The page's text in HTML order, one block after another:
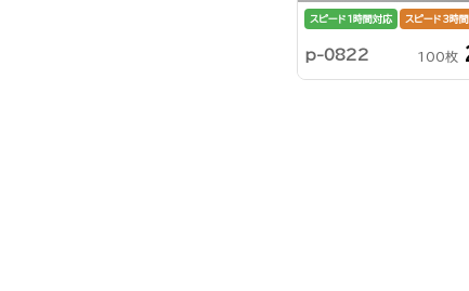
スピード1時間対応 スピード3時
p-0822 100枚